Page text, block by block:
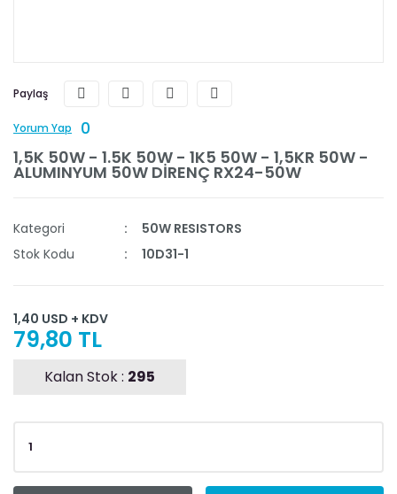
Paylaş
Yorum Yap
0
1,5K 50W - 1.5K 50W - 1K5 50W - 1,5KR 50W -
ALUMINYUM 50W DİRENÇ RX24-50W
Kategori
50W RESISTORS
Stok Kodu
10D31-1
1,40 USD + KDV
79,80 TL
Kalan Stok : 295